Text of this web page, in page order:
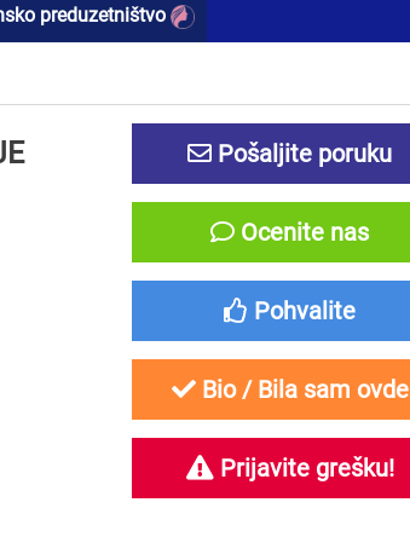
preduzetništvo
Pošaljite poruku
Ocenite nas
Pohvalite
Bio / Bila sam ovde
Prijavite grešku!